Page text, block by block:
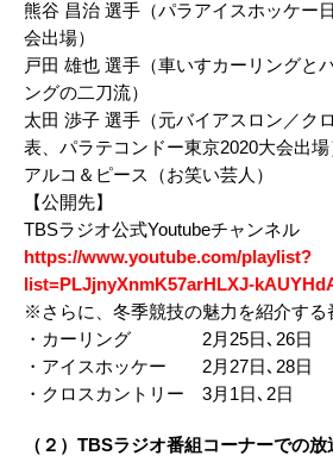
熊谷 昌治 選手（パラアイスホッケー
会出場）
戸田 雄也 選手（車いすカーリングと
ングの二刀流）
太田 渉子 選手（元バイアスロン／ク
表、パラテコンドー東京2020大会出場
アルコ＆ピース（お笑い芸人）
【公開先】
TBSラジオ公式Youtubeチャンネル
https://www.youtube.com/playlist?
list=PLJjnyXnmK57arHLXJ-
※さらに、冬季競技の魅力を紹介する
・カーリング 2月25日､26日
・アイスホッケー 2月27日､28日
・クロスカントリー 3月1日､2日
（２）TBSラジオ番組コーナーでの